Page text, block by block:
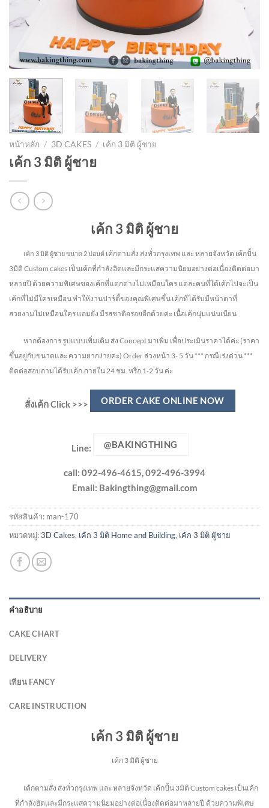
หน้าหลัก / 3D CAKES / เค้ก 3 มิติ ผู้ชาย
เค้ก 3 มิติ ผู้ชาย
เค้ก 3 มิติ ผู้ชาย
เค้ก 3 มิติ ผู้ชายขนาด 2 ปอนด์ เค้กตามสั่ง ส่งทั่วกรุงเทพ และ หลายจังหวัด เค้กปั้น
3มิติ Custom cakes เป็นเค้กที่กำลังฮิตและมีกระแสความนิยมอย่างต่อเนื่องติดต่อมา
หลายปี ด้วยความพิเศษของเค้กที่แตกต่างไม่เหมือนใคร แต่ละคนที่ได้เค้กไปจะเป็น
เค้กที่ไม่มีใครเหมือน ทำให้งานปาร์ตี้ของคุณพิเศษขึ้น เค้กที่ได้รับมีหน้าตาที่
สวยงามไม่เหมือนใคร แถมยัง มีรสชาติอร่อยอีกด้วยค่ะ เนื้อเค้กนุ่มแน่นเนียน
หากต้องการ รูปแบบเพิ่มเติม ส่ง Concept มาเพิ่ม เพื่อประเมินราคาได้ค่ะ (ราคา
ขึ้นอยู่กับขนาดและ ความยากง่ายค่ะ) Order ล่วงหน้า 3- 5 วัน *** กรณีเร่งด่วน ***
ติดต่อสอบถามได้รับเค้ก ภายใน 24 ชม. หรือ 1-2 วัน ค่ะ
สั่งเค้ก Click >>> ORDER CAKE ONLINE NOW
Line: @BAKINGTHING
call: 092-496-4615, 092-496-3994
Email: Bakingthing@gmail.com
รหัสสินค้า: man-170
หมวดหมู่:3D Cakes, เค้ก 3 มิติ Home and Building, เค้ก 3 มิติ ผู้ชาย
คำอธิบาย
CAKE CHART
DELIVERY
เทียน FANCY
CARE INSTRUCTION
เค้ก 3 มิติ ผู้ชาย
เค้ก 3 มิติ ผู้ชาย
เค้กตามสั่ง ส่งทั่วกรุงเทพ และ หลายจังหวัด เค้กปั้น 3มิติ Custom cakes เป็นเค้ก
ที่กำลังฮิตและมีกระแสความนิยมอย่างต่อเนื่องติดต่อมาหลายปี ด้วยความพิเศษ